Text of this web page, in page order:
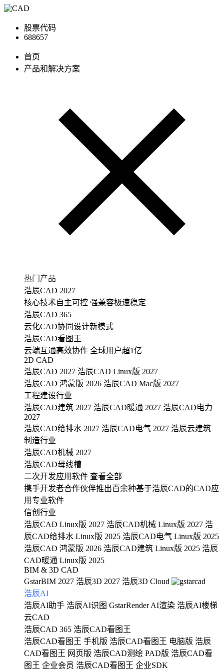
股票代码
688657
首页
产品和解决方案
热门产品
浩辰CAD 2027
核心技术自主可控 强兼容极速稳定
浩辰CAD 365
云化CAD协同设计新模式
浩辰CAD看图王
云端互通高效协作 全球用户超1亿
2D CAD
浩辰CAD 2027 浩辰CAD Linux版 2027
浩辰CAD 鸿蒙版 2026 浩辰CAD Mac版 2027
工程建设行业
浩辰CAD建筑 2027 浩辰CAD暖通 2027 浩辰CAD电力
2027
浩辰CAD给排水 2027 浩辰CAD电气 2027 浩辰云建筑
制造行业
浩辰CAD机械 2027
浩辰CAD母线槽
二次开发应用软件 查看全部
携手开发者合作伙伴推出百余种基于浩辰CAD的CAD应
用专业软件
信创行业
浩辰CAD Linux版 2027 浩辰CAD机械 Linux版 2027 浩
辰CAD给排水 Linux版 2025 浩辰CAD电气 Linux版 2025
浩辰CAD 鸿蒙版 2026 浩辰CAD建筑 Linux版 2025 浩辰
CAD暖通 Linux版 2025
BIM & 3D CAD
GstarBIM 2027 浩辰3D 2027 浩辰3D Cloud
浩辰AI
浩辰AI助手 浩辰AI识图 GstarRender AI渲染 浩辰AI楼梯
云CAD
浩辰CAD 365 浩辰CAD看图王
浩辰CAD看图王 手机版 浩辰CAD看图王 电脑版 浩辰
CAD看图王 网页版 浩辰CAD测绘 PAD版 浩辰CAD看
图王 企业会员 浩辰CAD看图王 企业SDK